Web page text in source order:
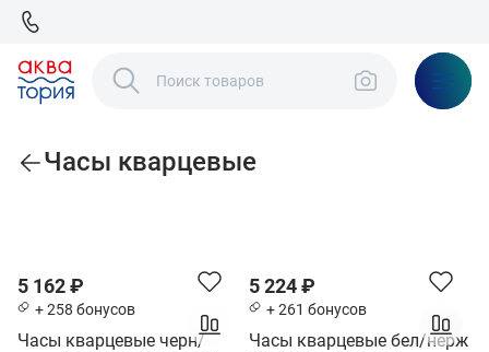
Часы кварцевые
5 162 ₽
+ 258 бонусов
Часы кварцевые черн/
5 224 ₽
+ 261 бонусов
Часы кварцевые бел/нерж